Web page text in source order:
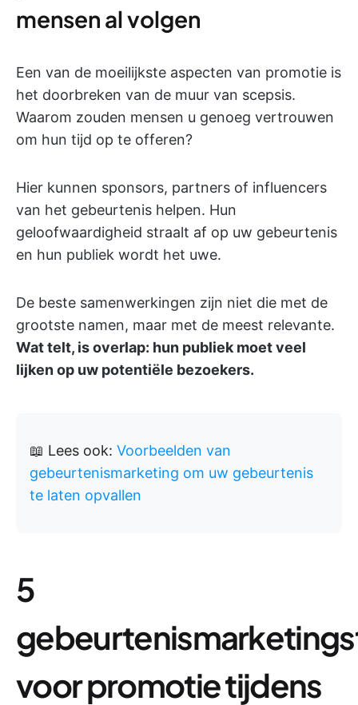
mensen al volgen
Een van de moeilijkste aspecten van promotie is
het doorbreken van de muur van scepsis.
Waarom zouden mensen u genoeg vertrouwen
om hun tijd op te offeren?
Hier kunnen sponsors, partners of influencers
van het gebeurtenis helpen. Hun
geloofwaardigheid straalt af op uw gebeurtenis
en hun publiek wordt het uwe.
De beste samenwerkingen zijn niet die met de
grootste namen, maar met de meest relevante.
Wat telt, is overlap: hun publiek moet veel
lijken op uw potentiële bezoekers.
📖 Lees ook: Voorbeelden van
gebeurtenismarketing om uw gebeurtenis
te laten opvallen
5
voor promotie tijdens